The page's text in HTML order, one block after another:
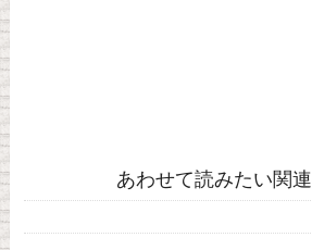
あわせて読みたい関